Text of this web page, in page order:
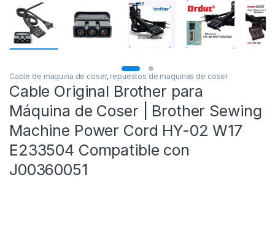
Cable de maquina de coser, repuestos de maquinas de coser
Cable Original Brother para
Máquina de Coser | Brother Sewing
Machine Power Cord HY-02 W17
E233504 Compatible con
J00360051